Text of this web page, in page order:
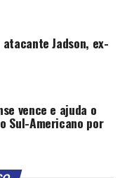
Jadson, ex-
vence e ajuda o
Sul-Americano por